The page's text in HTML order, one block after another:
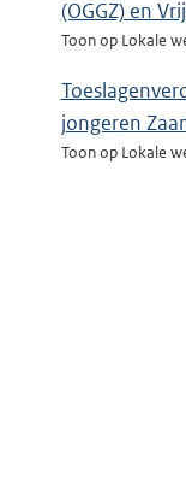
(OGGZ) en
Toon op Lokale
jongeren
Toon op Lokale